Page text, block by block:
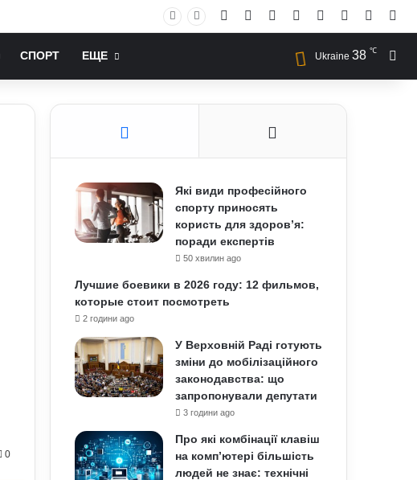
Facebook YouTubeInstagram
RSS Log In
СПОРТ ЕЩЕ Ukraine 38 ℃
0
Які види професійного
спорту приносять
користь для здоров’я:
поради експертів
50 хвилин ago
Лучшие боевики в 2026 году: 12 фильмов,
которые стоит посмотреть
2 години ago
У Верховній Раді готують
зміни до мобілізаційного
законодавства: що
запропонували депутати
3 години ago
Про які комбінації клавіш
на комп’ютері більшість
людей не знає: технічні